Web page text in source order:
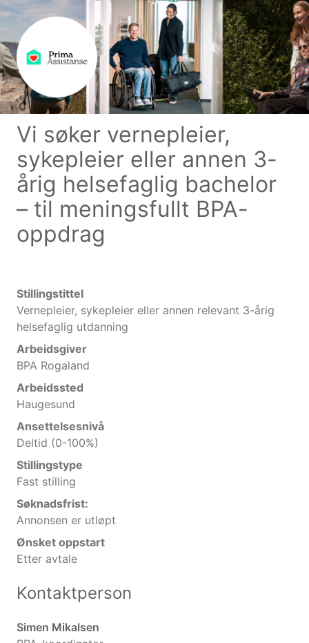
Vi søker vernepleier,
sykepleier eller annen 3-
årig helsefaglig bachelor
– til meningsfullt BPA-
oppdrag
Stillingstittel
Vernepleier, sykepleier eller annen relevant 3-årig
helsefaglig utdanning
Arbeidsgiver
BPA Rogaland
Arbeidssted
Haugesund
Ansettelsesnivå
Deltid (0-100%)
Stillingstype
Fast stilling
Søknadsfrist:
Annonsen er utløpt
Ønsket oppstart
Etter avtale
Kontaktperson
Simen Mikalsen